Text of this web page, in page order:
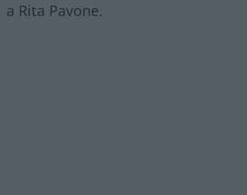
a Rita Pavone.